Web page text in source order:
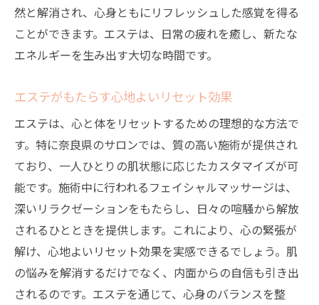
然と解消され、心身ともにリフレッシュした感覚を得る
ことができます。エステは、日常の疲れを癒し、新たな
エネルギーを生み出す大切な時間です。
エステがもたらす心地よいリセット効果
エステは、心と体をリセットするための理想的な方法で
す。特に奈良県のサロンでは、質の高い施術が提供され
ており、一人ひとりの肌状態に応じたカスタマイズが可
能です。施術中に行われるフェイシャルマッサージは、
深いリラクゼーションをもたらし、日々の喧騒から解放
されるひとときを提供します。これにより、心の緊張が
解け、心地よいリセット効果を実感できるでしょう。肌
の悩みを解消するだけでなく、内面からの自信も引き出
されるのです。エステを通じて、心身のバランスを整